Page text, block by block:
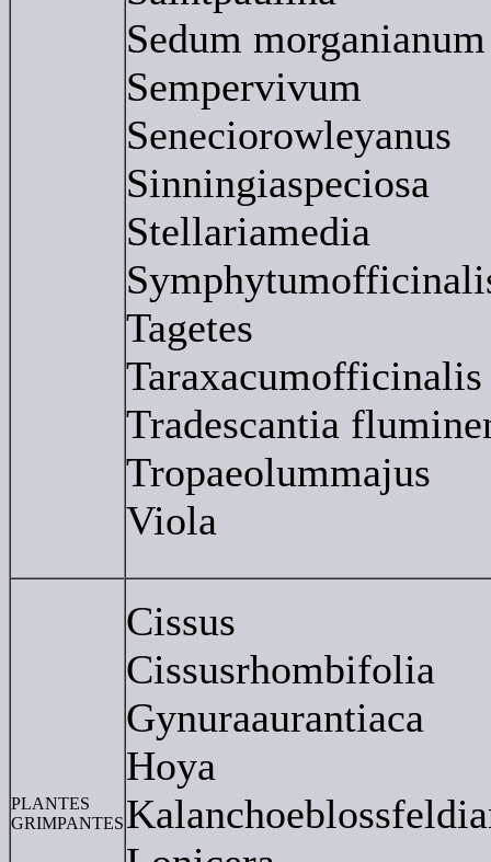
Sedum morganianum
Sempervivum
Seneciorowleyanus
Sinningiaspeciosa
Stellariamedia
Tagetes
Taraxacumofficinalis
Tradescantia
Tropaeolummajus
Viola
PLANTES
GRIMPANTES
Cissus
Cissusrhombifolia
Gynuraaurantiaca
Hoya